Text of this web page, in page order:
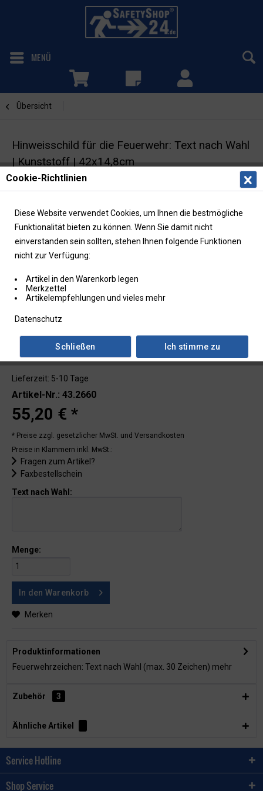
MENÜ
Übersicht
Hinweisschild für die Feuerwehr: Text nach Wahl
| Kunststoff | 42x14,8cm
Lieferzeit: 5-10 Tage
Artikel-Nr.: 43.2660
55,20 € *
* Preise zzgl. gesetzlicher MwSt. und Versandkosten
Preise in Klammern inkl. MwSt.:
Fragen zum Artikel?
Faxbestellschein
Text nach Wahl:
Menge:
In den Warenkorb
Merken
Produktinformationen
Feuerwehrzeichen: Text nach Wahl (max. 30 Zeichen) mehr
Zubehör 3
Ähnliche Artikel
Service Hotline
Shop Service
Cookie-Richtlinien
Diese Website verwendet Cookies, um Ihnen die bestmögliche
Funktionalität bieten zu können. Wenn Sie damit nicht
einverstanden sein sollten, stehen Ihnen folgende Funktionen
nicht zur Verfügung:
Artikel in den Warenkorb legen
Merkzettel
Artikelempfehlungen und vieles mehr
Datenschutz
Ich stimme zu
Schließen